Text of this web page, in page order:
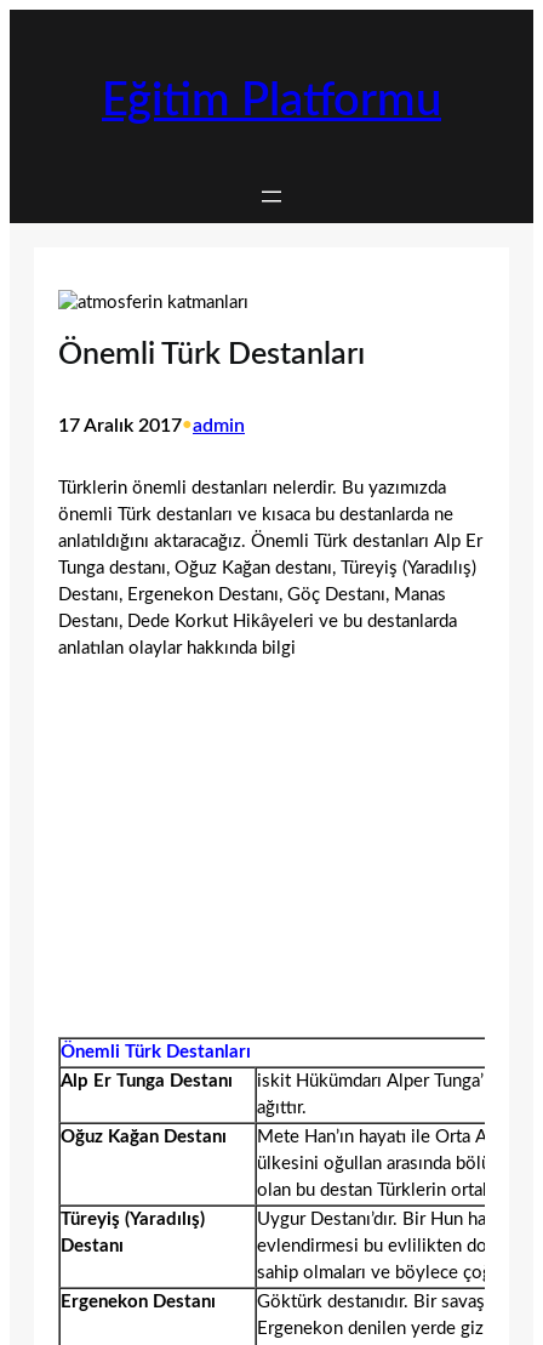
Eğitim Platformu
Önemli Türk Destanları
17 Aralık 2017•admin
Türklerin önemli destanları nelerdir. Bu yazımızda
önemli Türk destanları ve kısaca bu destanlarda ne
anlatıldığını aktaracağız. Önemli Türk destanları Alp Er
Tunga destanı, Oğuz Kağan destanı, Türeyiş (Yaradılış)
Destanı, Ergenekon Destanı, Göç Destanı, Manas
Destanı, Dede Korkut Hikâyeleri ve bu destanlarda
anlatılan olaylar hakkında bilgi
Önemli Türk Destanları
Alp Er Tunga Destanı
iskit Hükümdarı Alper Tunga’nın
ağıttır.
Oğuz Kağan Destanı
Mete Han’ın hayatı ile Orta
ülkesini oğullan arasında
olan bu destan Türklerin ortak
Türeyiş (Yaradılış)
Destanı
Uygur Destanı’dır. Bir Hun
evlendirmesi bu evlilikten doğan
sahip olmaları ve böylece
Ergenekon Destanı
Göktürk destanıdır. Bir savaştan
Ergenekon denilen yerde gizlenip